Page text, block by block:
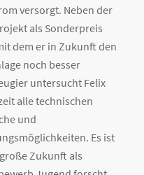
versorgt. Neben der
als Sonderpreis
dem er in Zukunft den
noch besser
untersucht Felix
alle technischen
und
Es ist
Zukunft als